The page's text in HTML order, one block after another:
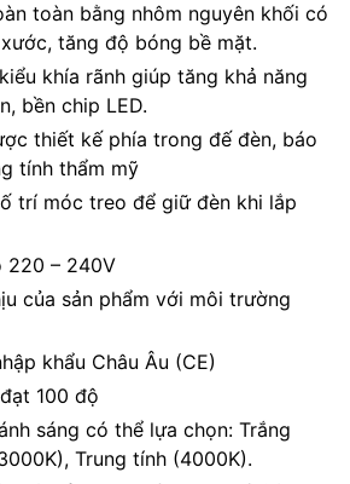
toàn bằng nhôm nguyên khối có
tăng độ bóng bề mặt.
khía rãnh giúp tăng khả năng
bền chip LED.
thiết kế phía trong đế đèn, báo
tính thẩm mỹ
trí móc treo để giữ đèn khi lắp
220 – 240V
của sản phẩm với môi trường
khẩu Châu Âu (CE)
100 độ
sáng có thể lựa chọn: Trắng
Trung tính (4000K).